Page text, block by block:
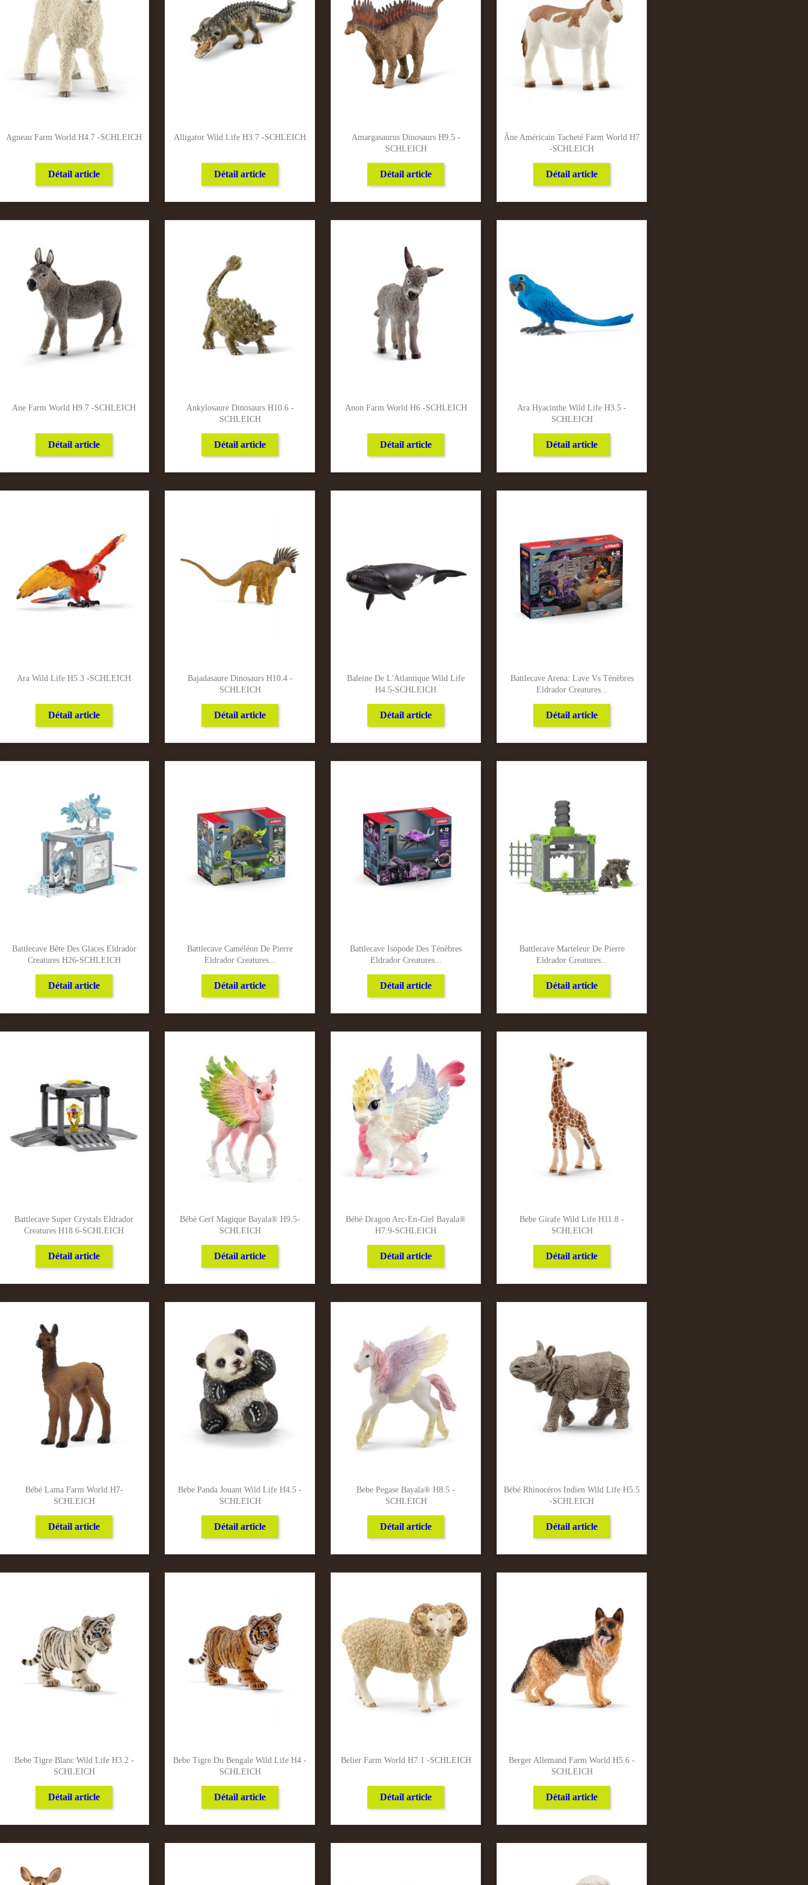
Agneau Farm World H4.7 -SCHLEICH
Détail article
Alligator Wild Life H3.7 -SCHLEICH
Détail article
Amargasaurus Dinosaurs H9.5 -
SCHLEICH
Détail article
Âne Américain Tacheté Farm World H7
-SCHLEICH
Détail article
Ane Farm World H9.7 -SCHLEICH
Détail article
Ankylosaure Dinosaurs H10.6 -
SCHLEICH
Détail article
Anon Farm World H6 -SCHLEICH
Détail article
Ara Hyacinthe Wild Life H3.5 -
SCHLEICH
Détail article
Ara Wild Life H5.3 -SCHLEICH
Détail article
Bajadasaure Dinosaurs H10.4 -
SCHLEICH
Détail article
Baleine De L'Atlantique Wild Life
H4.5-SCHLEICH
Détail article
Battlecave Arena: Lave Vs Ténèbres
Eldrador Creatures...
Détail article
Battlecave Bête Des Glaces Eldrador
Creatures H26-SCHLEICH
Détail article
Battlecave Caméléon De Pierre
Eldrador Creatures...
Détail article
Battlecave Isopode Des Ténèbres
Eldrador Creatures...
Détail article
Battlecave Marteleur De Pierre
Eldrador Creatures...
Détail article
Battlecave Super Crystals Eldrador
Creatures H18.6-SCHLEICH
Détail article
Bébé Cerf Magique Bayala® H9.5-
SCHLEICH
Détail article
Bébé Dragon Arc-En-Ciel Bayala®
H7.9-SCHLEICH
Détail article
Bebe Girafe Wild Life H11.8 -
SCHLEICH
Détail article
Bébé Lama Farm World H7-
SCHLEICH
Détail article
Bebe Panda Jouant Wild Life H4.5 -
SCHLEICH
Détail article
Bebe Pegase Bayala® H8.5 -
SCHLEICH
Détail article
Bébé Rhinocéros Indien Wild Life H5.5
-SCHLEICH
Détail article
Bebe Tigre Blanc Wild Life H3.2 -
SCHLEICH
Détail article
Bebe Tigre Du Bengale Wild Life H4 -
SCHLEICH
Détail article
Belier Farm World H7.1 -SCHLEICH
Détail article
Berger Allemand Farm World H5.6 -
SCHLEICH
Détail article